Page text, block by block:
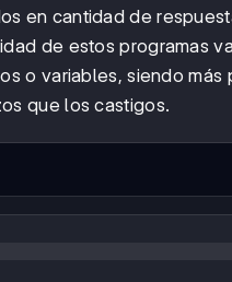
en cantidad de
de estos programas
o variables, siendo más
que los castigos.